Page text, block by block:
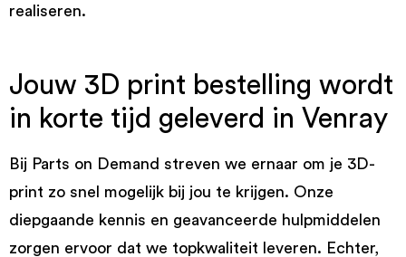
realiseren.
Jouw 3D print bestelling wordt
in korte tijd geleverd in Venray
Bij Parts on Demand streven we ernaar om je 3D-
print zo snel mogelijk bij jou te krijgen. Onze
diepgaande kennis en geavanceerde hulpmiddelen
zorgen ervoor dat we topkwaliteit leveren. Echter,